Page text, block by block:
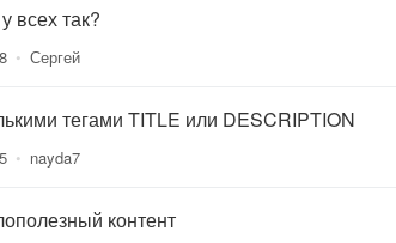
всех так?
• Сергей
тегами TITLE или DESCRIPTION
• nayda7
контент